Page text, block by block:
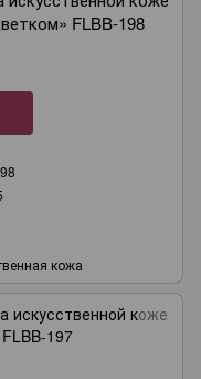
FLBB-198
кожа